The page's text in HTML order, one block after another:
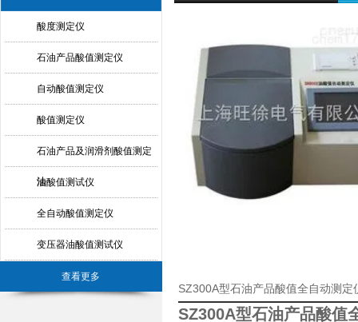
酸度测定仪
石油产品酸值测定仪
自动酸值测定仪
酸值测定仪
石油产品及润滑剂酸值测定
法
油酸值测试仪
全自动酸值测定仪
变压器油酸值测试仪
查看更多
SZ300A型石油产品酸值全自动测
SZ300A型石油产品酸值